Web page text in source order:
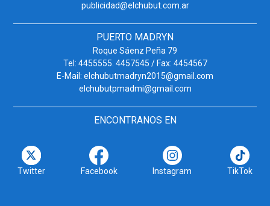
publicidad@elchubut.com.ar
PUERTO MADRYN
Roque Sáenz Peña 79
Tel: 4455555. 4457545 / Fax: 4454567
E-Mail: elchubutmadryn2015@gmail.com
elchubutpmadmi@gmail.com
ENCONTRANOS EN
Twitter Facebook Instagram TikTok